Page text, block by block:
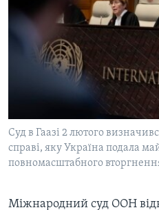
СУСПІЛЬСТВО
ЕКОНОМІКА
ІСТОРІЇ УСПІХУ УКРАЇНЦІВ
ТЕЛЕПРОГРАМИ
ЧАС-TIME
БРИФІНГ ГОЛОСУ АМЕРИКИ
СТУДІЯ ВАШИНГТОН
ВІКНО В АМЕРИКУ
ПРАЙМ-ТАЙМ
ENGLISH
Learning English
Суд в Гаазі 2 лютого
справі, яку Україна подала
повномасштабного
Міжнародний суд ООН